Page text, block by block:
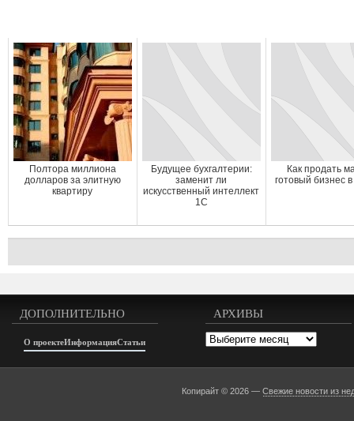
Полтора миллиона
долларов за элитную
квартиру
Будущее бухгалтерии:
заменит ли
искусственный интеллект
1С
Как продать
готовый бизнес
ДОПОЛНИТЕЛЬНО
О проектеИнформацияСтатьи
АРХИВЫ
Архивы
Копирайт © 2026 —Свежие новости из